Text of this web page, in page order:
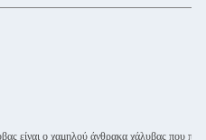
είναι ο χαμηλού άνθρακα χάλυβας που